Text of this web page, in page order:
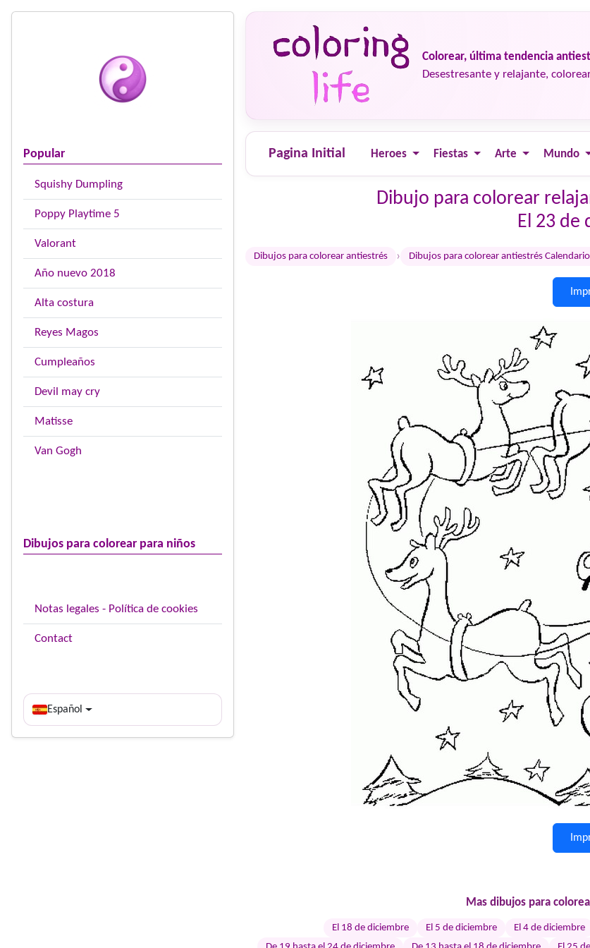
Popular
Squishy Dumpling
Poppy Playtime 5
Valorant
Año nuevo 2018
Alta costura
Reyes Magos
Cumpleaños
Devil may cry
Matisse
Van Gogh
Dibujos para colorear para niños
Notas legales - Política de cookies
Contact
Español
Colorear, última tendencia
Desestresante y relajante,
Pagina Initial Heroes Fiestas Arte Mundo
Dibujo para colorear
El 23 de
Dibujos para colorear antiestrés › Dibujos para colorear antiestrés
Mas dibujos para
El 18 de diciembre El 5 de diciembre El 4 de diciembre